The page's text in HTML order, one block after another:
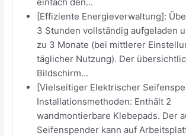
[Effiziente Energieverwaltung]:
3 Stunden vollständig aufgeladen
zu 3 Monate (bei mittlerer
täglicher Nutzung). Der
Bildschirm...
[Vielseitiger Elektrischer
Installationsmethoden: Enthält 2
wandmontierbare Klebepads. Der
Seifenspender kann auf